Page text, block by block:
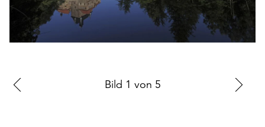
auf
akzeptieren“,
Cookies
zu
Bild 1 von 5